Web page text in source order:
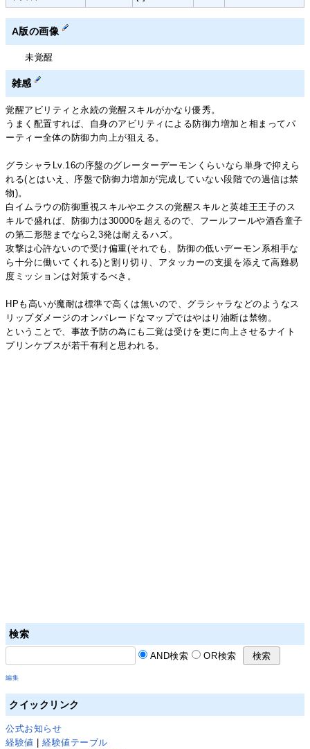
A版の画像
未覚醒
雑感
覚醒アビリティと永続の覚醒スキルがかなり優秀。
うまく配置すれば、自身のアビリティによる防御力増加と相まってパ
ーティー全体の防御力向上が狙える。
グラシャラLv.16の序盤のグレーターデーモンくらいなら単身で抑えら
れる(とはいえ、序盤で防御力増加が完成していない段階での過信は禁
物)。
白イムラウの防御重視スキルやエクスの覚醒スキルと英雄王王子のス
キルで盛れば、防御力は30000を超えるので、フールフールや酒呑童子
の第二形態までなら2,3発は耐えるハズ。
攻撃は心許ないので受け偏重(それでも、防御の低いデーモン系相手な
ら十分に働いてくれる)と割り切り、アタッカーの支援を添えて高難易
度ミッションは対策するべき。
HPも高いが魔耐は標準で高くは無いので、グラシャラなどのようなス
リップダメージのオンパレードなマップではやはり油断は禁物。
ということで、事故予防の為にも二覚は受けを更に向上させるナイト
プリンケプスが若干有利と思われる。
検索
AND検索 OR検索
編集
クイックリンク
公式お知らせ
経験値 |経験値テーブル